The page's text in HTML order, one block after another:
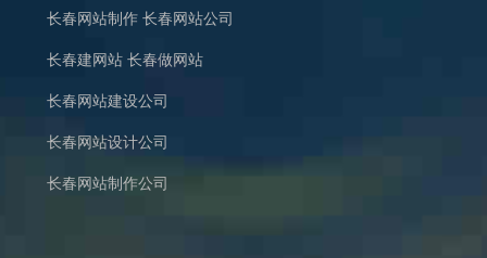
长春网站制作 长春网站公司
长春建网站 长春做网站
长春网站建设公司
长春网站设计公司
长春网站制作公司